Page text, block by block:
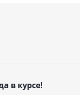
в курсе!